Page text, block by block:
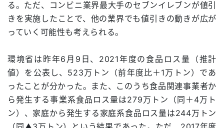
る。ただ、コンビニ業界最大手のセブンイレブンが値引
きを実施したことで、他の業界でも値引きの動きが広が
っていく可能性も考えられる。
環境省は昨年6月9日、2021年度の食品ロス量（推計
値）を公表し、523万トン（前年度比＋1万トン）であ
ったことが分かった。また、このうち食品関連事業者か
ら発生する事業系食品ロス量は279万トン（同＋4万ト
ン）、家庭から発生する家庭系食品ロス量は244万トン